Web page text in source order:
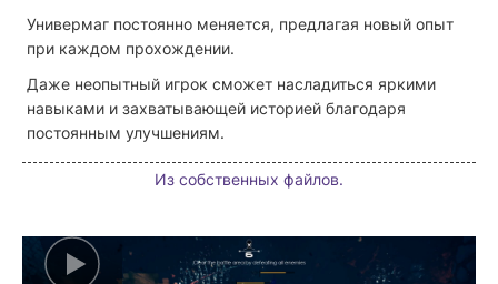
Универмаг постоянно меняется, предлагая новый опыт
при каждом прохождении.
Даже неопытный игрок сможет насладиться яркими
навыками и захватывающей историей благодаря
постоянным улучшениям.
Из собственных файлов.